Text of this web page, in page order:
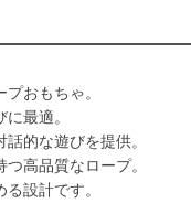
おもちゃ。
最適。
的な遊びを提供。
高品質なロープ。
設計です。